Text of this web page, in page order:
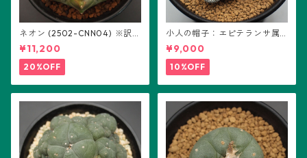
ネオン (2502-CNN04) ※訳あ
り：ギムノカリキウム属 ※実
生
¥11,200
20%OFF
小人の帽子：エピテランサ属
(B01)
¥9,000
10%OFF